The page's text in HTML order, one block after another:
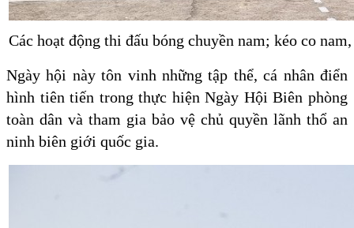
Các hoạt động thi đấu bóng chuyền nam; kéo co
Ngày hội này tôn vinh những tập thể, cá nhân điển
hình tiên tiến trong thực hiện Ngày Hội Biên phòng
toàn dân và tham gia bảo vệ chủ quyền lãnh thổ an
ninh biên giới quốc gia.